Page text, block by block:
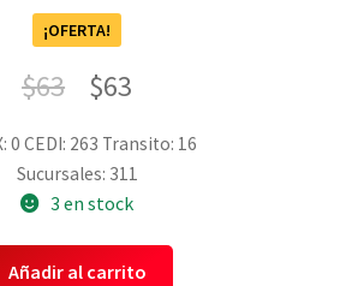
¡OFERTA!
$63 $63
0 CEDI: 263 Transito: 16
Sucursales: 311
3 en stock
Añadir al carrito